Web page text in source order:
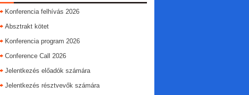
Konferencia felhívás 2026
Absztrakt kötet
Konferencia program 2026
Conference Call 2026
Jelentkezés előadók számára
Jelentkezés résztvevők számára